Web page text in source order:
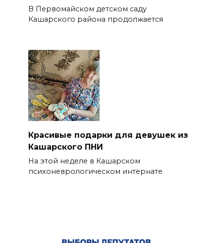
В Первомайском детском саду
Кашарского района продолжается
Красивые подарки для девушек из
Кашарского ПНИ
На этой неделе в Кашарском
психоневрологическом интернате